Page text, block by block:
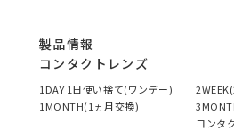
製品情報
コンタクトレンズ
1DAY 1日使い捨て(ワンデー)
1MONTH(1ヵ月交換)
コンタ